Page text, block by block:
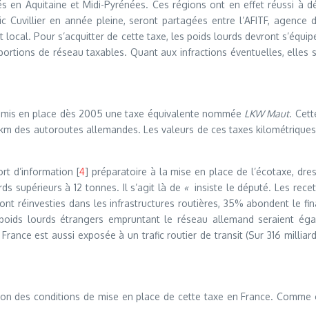
en Aquitaine et Midi-Pyrénées. Ces régions ont en effet réussi à
Cuvillier en année pleine, seront partagées entre l’AFITF,
Pour s’acquitter de cette taxe, les poids lourds devront
de réseau taxables. Quant aux infractions éventuelles,
en place dès 2005 une taxe équivalente nommée LKW Maut.
des autoroutes allemandes. Les valeurs de ces taxes
d’information [4] préparatoire à la mise en place de l’écotaxe,
supérieurs à 12 tonnes. Il s’agit là de « insiste le député. Les
réinvesties dans les infrastructures routières, 35% abondent le
lourds étrangers empruntant le réseau allemand seraient
est aussi exposée à un trafic routier de transit (Sur 316
des conditions de mise en place de cette taxe en France.